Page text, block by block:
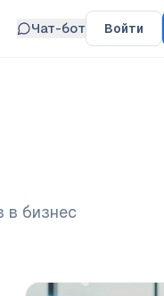
Чат-бот Войти
в бизнес